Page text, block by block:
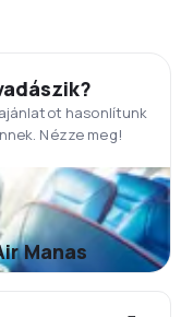
hasonlítunk
Nézze meg!
Manas